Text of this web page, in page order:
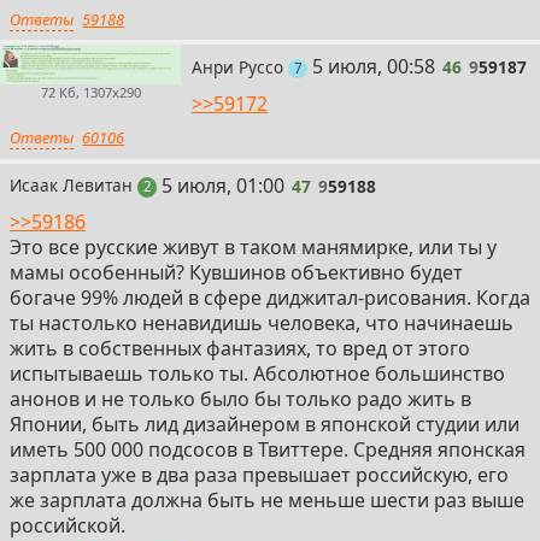
Ответы 59188
72 Кб, 1307x290
Анри Руссо 7постов
46
5 июля, 00:58 46 959187
>>59172
Ответы 60106
Исаак Левитан 2поста
47
5 июля, 01:00 47 959188
>>59186
Это все русские живут в таком манямирке, или ты у
мамы особенный? Кувшинов объективно будет
богаче 99% людей в сфере диджитал-рисования. Когда
ты настолько ненавидишь человека, что начинаешь
жить в собственных фантазиях, то вред от этого
испытываешь только ты. Абсолютное большинство
анонов и не только было бы только радо жить в
Японии, быть лид дизайнером в японской студии или
иметь 500 000 подсосов в Твиттере. Средняя японская
зарплата уже в два раза превышает российскую, его
же зарплата должна быть не меньше шести раз выше
российской.